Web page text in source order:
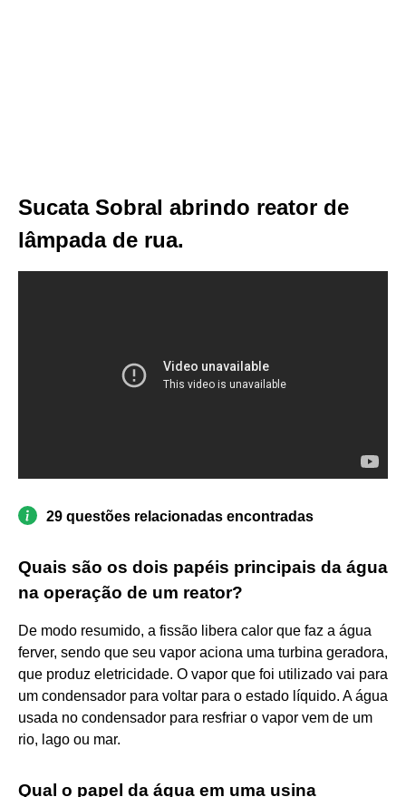
Sucata Sobral abrindo reator de
lâmpada de rua.
29 questões relacionadas encontradas
Quais são os dois papéis principais da água
na operação de um reator?
De modo resumido, a fissão libera calor que faz a água
ferver, sendo que seu vapor aciona uma turbina geradora,
que produz eletricidade. O vapor que foi utilizado vai para
um condensador para voltar para o estado líquido. A água
usada no condensador para resfriar o vapor vem de um
rio, lago ou mar.
Qual o papel da água em uma usina